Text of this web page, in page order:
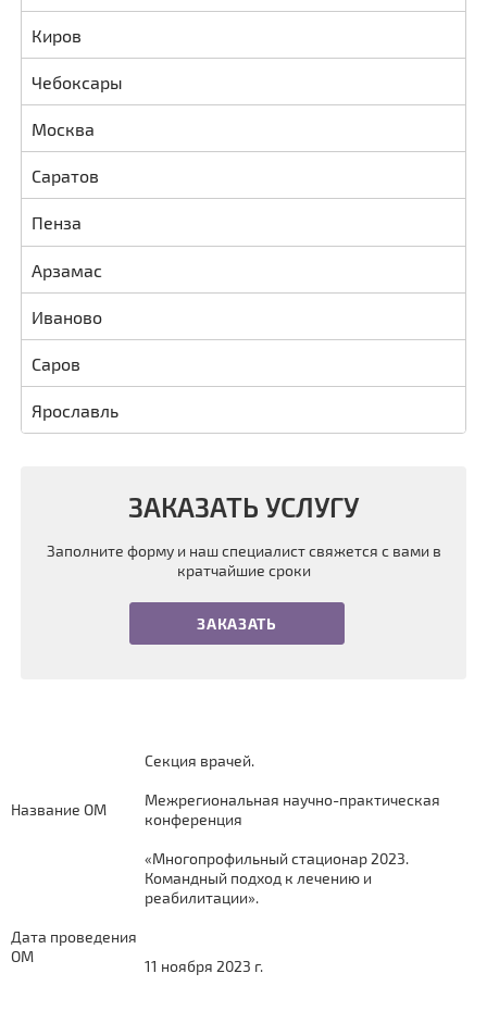
Киров
Чебоксары
Москва
Саратов
Пенза
Арзамас
Иваново
Саров
Ярославль
ЗАКАЗАТЬ УСЛУГУ
Заполните форму и наш специалист свяжется с вами в
кратчайшие сроки
ЗАКАЗАТЬ
Название ОМ
Секция врачей.
Межрегиональная научно-практическая
конференция
«Многопрофильный стационар 2023.
Командный подход к лечению и
реабилитации».
Дата проведения
ОМ
11 ноября 2023 г.